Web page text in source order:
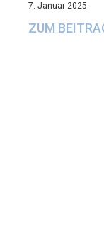
7. Januar 2025
ZUM